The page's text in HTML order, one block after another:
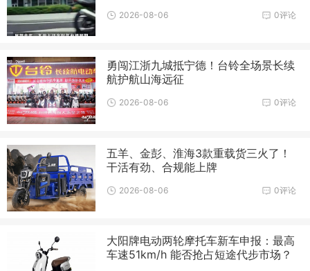
0评论
2026-08-06
勇闯江浙九城抵宁德！台铃全场景长续
航护航山海远征
0评论
2026-08-06
五羊、金彭、淮海3款重载货三火了！
干活有劲、合规能上牌
0评论
2026-08-06
大阳牌电动两轮摩托车新车申报：最高
车速51km/h 能否抢占短途代步市场？